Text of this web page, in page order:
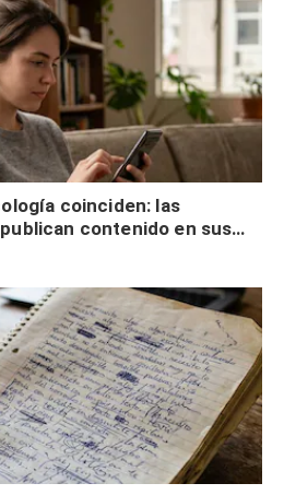
coinciden: las
contenido en sus
buscar validación